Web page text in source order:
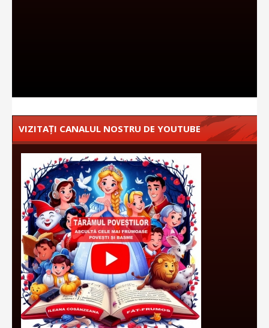
VIZITAȚI CANALUL NOSTRU DE YOUTUBE